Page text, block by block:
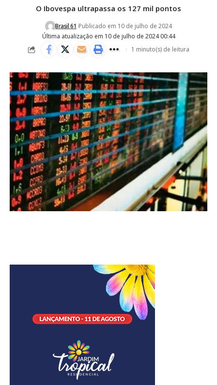
O Ibovespa ultrapassa os 127 mil pontos
Última atualização em 10 de julho de 2024 00:44
Brasil 61 Publicado em 10 de julho de 2024
1 minuto(s) de leitura